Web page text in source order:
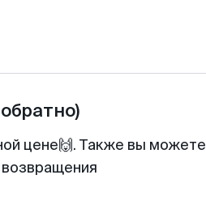
цене🙌. Также вы можете